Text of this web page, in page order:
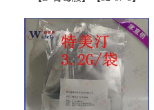
图谱检测方法现货供应咨询
张军52-67-5